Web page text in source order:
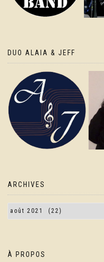
DUO ALAIA & JEFF
ARCHIVES
À PROPOS